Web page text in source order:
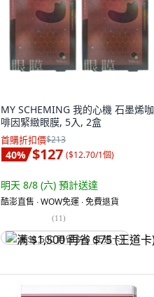
MY SCHEMING 我的心機 石墨烯咖
啡因緊緻眼膜, 5入, 2盒
首購折扣價$213
40% $127 ($12.70/1個)
明天 8/8 (六) 預計送達
酷澎直售 ∙ WOW免運 ∙ 免費退貨
(11)
满 $1,500 再省 $75 (王道卡)